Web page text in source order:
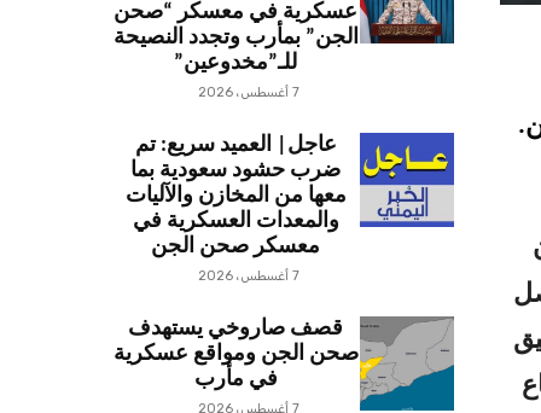
قد وصل
عسكرية في معسكر “صحن
الجن” بمأرب وتجدد النصيحة
للـ”مخدوعين”
7 أغسطس، 2026
عاجل| العميد سريع: تم
ضرب حشود سعودية بما
معها من المخازن والآليات
والمعدات العسكرية في
معسكر صحن الجن
7 أغسطس، 2026
قصف صاروخي يستهدف
صحن الجن ومواقع عسكرية
في مأرب
7 أغسطس، 2026